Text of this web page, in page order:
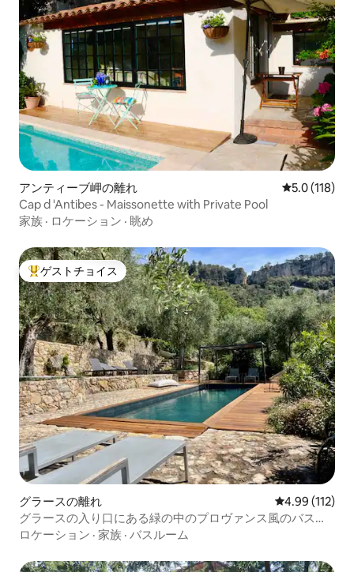
アンティーブ岬の離れ レビュー118
5.0 (118)
Cap d 'Antibes - Maissonette with Private Pool
家族 · ロケーション · 眺め
大好評のゲストチョイスです。
ゲストチョイス
グラースの離れ レビュー112
4.99 (112)
グラースの入り口にある緑の中のプロヴァンス風のバステ
ィード
ロケーション · 家族 · バスルーム